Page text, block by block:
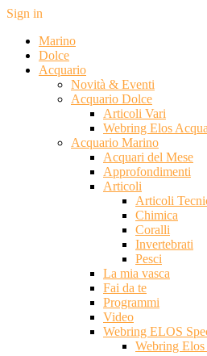
Sign in
Marino
Dolce
Acquario
Novità & Eventi
Acquario Dolce
Articoli Vari
Webring Elos
Acquario Marino
Acquari del Mese
Approfondimenti
Articoli
Articoli
Chimica
Coralli
Invertebrati
Pesci
La mia vasca
Fai da te
Programmi
Video
Webring ELOS
Webring Elos